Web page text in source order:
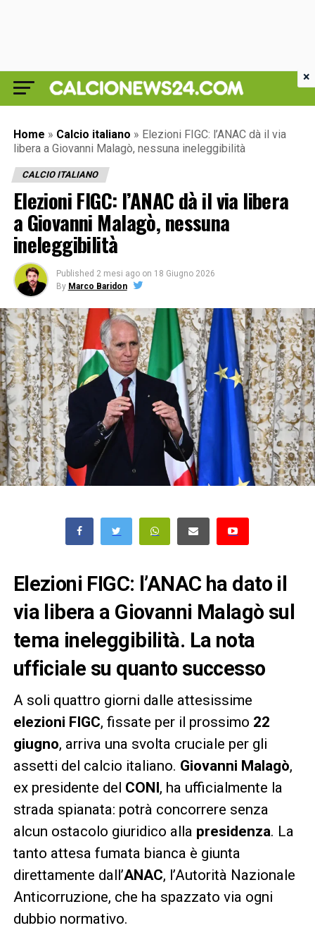
Home » Calcio italiano » Elezioni FIGC: l’ANAC dà il via
libera a Giovanni Malagò, nessuna ineleggibilità
CALCIO ITALIANO
Elezioni FIGC: l’ANAC dà il via libera
a Giovanni Malagò, nessuna
ineleggibilità
Published 2 mesi ago on 18 Giugno 2026
By Marco Baridon
Elezioni FIGC: l’ANAC ha dato il
via libera a Giovanni Malagò sul
tema ineleggibilità. La nota
ufficiale su quanto successo
A soli quattro giorni dalle attesissime
elezioni FIGC, fissate per il prossimo 22
giugno, arriva una svolta cruciale per gli
assetti del calcio italiano. Giovanni Malagò,
ex presidente del CONI, ha ufficialmente la
strada spianata: potrà concorrere senza
alcun ostacolo giuridico alla presidenza. La
tanto attesa fumata bianca è giunta
direttamente dall’ANAC, l’Autorità Nazionale
Anticorruzione, che ha spazzato via ogni
dubbio normativo.
×